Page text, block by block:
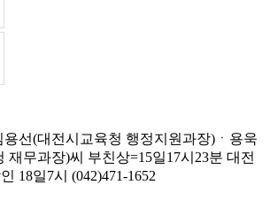
선(대전시교육청 행정지원과장)ㆍ용욱
재무과장)씨 부친상=15일17시23분 대전
18일7시 (042)471-1652